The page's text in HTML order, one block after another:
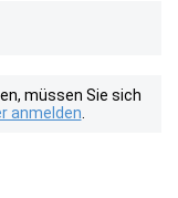
müssen Sie sich
anmelden